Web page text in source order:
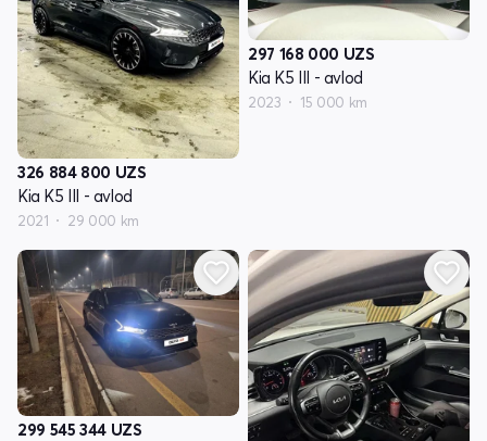
326 884 800 UZS
Kia K5 III - avlod
2021 29 000 km
297 168 000 UZS
Kia K5 III - avlod
2023 15 000 km
299 545 344 UZS